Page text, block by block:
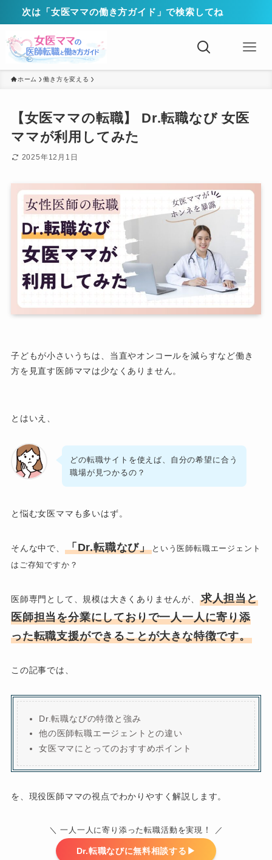
次は「女医ママの働き方ガイド」で検索してね
ホーム 働き方を変える
【女医ママの転職】 Dr.転職なび 女医
ママが利用してみた
2025年12月1日
子どもが小さいうちは、当直やオンコールを減らすなど働き
方を見直す医師ママは少なくありません。
とはいえ、
どの転職サイトを使えば、自分の希望に合う
職場が見つかるの？
と悩む女医ママも多いはず。
そんな中で、 「Dr.転職なび」 という医師転職エージェント
はご存知ですか？
医師専門として、規模は大きくありませんが、
求人担当と
医師担当を分業にしておりで一人一人に寄り添
った転職支援ができることが大きな特徴です。
この記事では、
Dr.転職なびの特徴と強み
他の医師転職エージェントとの違い
女医ママにとってのおすすめポイント
を、現役医師ママの視点でわかりやすく解説します。
＼ 一人一人に寄り添った転職活動を実現 ！ ／
Dr.転職なびに無料相談する▶︎